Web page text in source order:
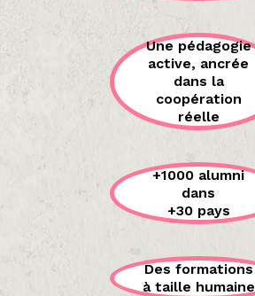
Une pédagogie
active, ancrée
dans la
coopération
réelle
+1000 alumni
dans
+30 pays
Des formations
à taille humaine